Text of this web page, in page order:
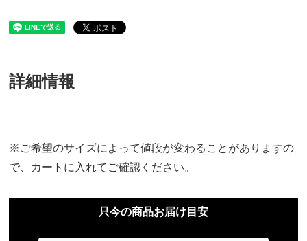
詳細情報
※ご希望のサイズによって値段が変わることがありますの
で、カートに入れてご確認ください。
只今の商品お届け目安